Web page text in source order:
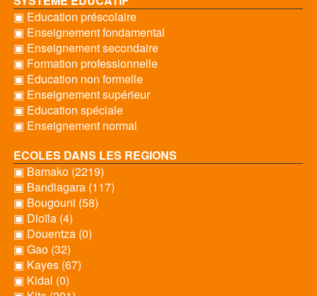
▣ Education préscolaire
▣ Enseignement fondamental
▣ Enseignement secondaire
▣ Formation professionnelle
▣ Education non formelle
▣ Enseignement supérieur
▣ Education spéciale
▣ Enseignement normal
ECOLES DANS LES REGIONS
▣ Bamako (2219)
▣ Bandiagara (117)
▣ Bougouni (58)
▣ Dioïla (4)
▣ Douentza (0)
▣ Gao (32)
▣ Kayes (67)
▣ Kidal (0)